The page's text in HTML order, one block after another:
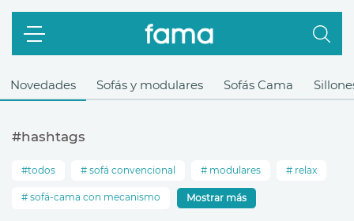
Novedades Sofás y modulares Sofás Cama
#hashtags
todos sofá convencional modulares relax
sofá-cama con mecanismo Mostrar más